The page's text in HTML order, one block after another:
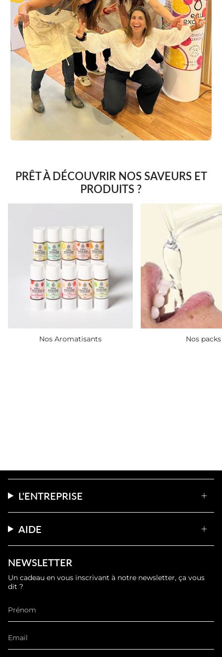
PRÊT À DÉCOUVRIR NOS SAVEURS ET
PRODUITS ?
Nos Aromatisants Nos packs
L'ENTREPRISE
AIDE
NEWSLETTER
Un cadeau en vous inscrivant à notre newsletter, ça vous
dit ?